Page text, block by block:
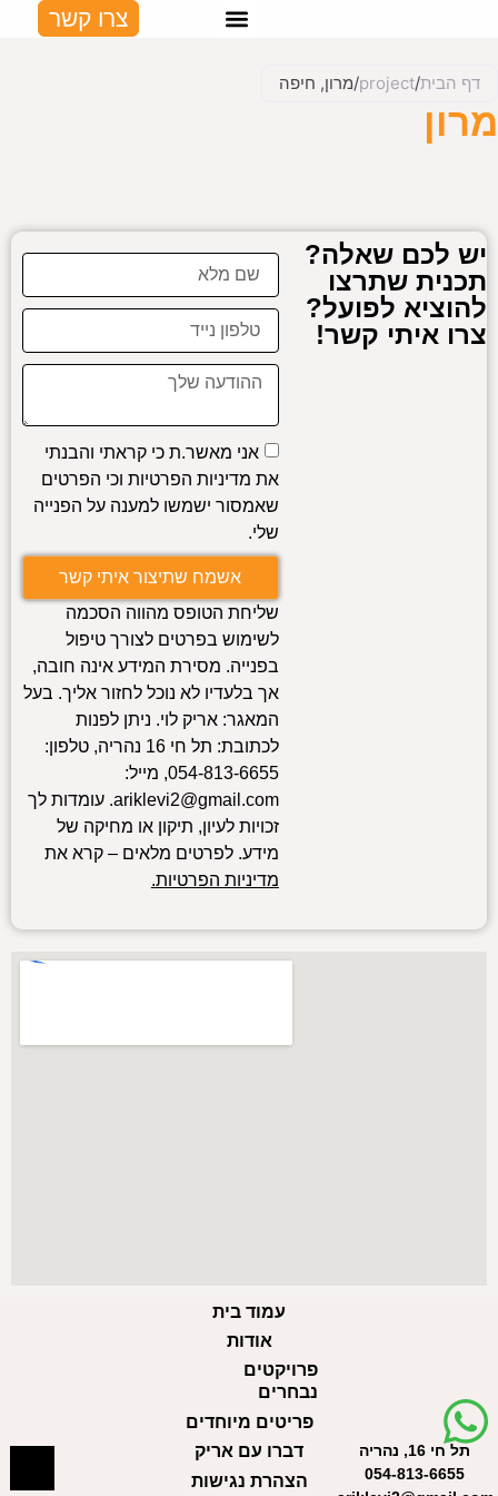
צרו קשר
דף הבית/
project
/מרון, חיפה
מרון
יש לכם שאלה?
תכנית שתרצו
להוציא לפועל?
צרו איתי קשר!
אני מאשר.ת כי קראתי והבנתי
את מדיניות הפרטיות וכי הפרטים
שאמסור ישמשו למענה על הפנייה
שלי.
אשמח שתיצור איתי קשר
שליחת הטופס מהווה הסכמה
לשימוש בפרטים לצורך טיפול
בפנייה. מסירת המידע אינה חובה,
אך בלעדיו לא נוכל לחזור אליך. בעל
המאגר: אריק לוי. ניתן לפנות
לכתובת: תל חי 16 נהריה, טלפון:
054-813-6655, מייל:
ariklevi2@gmail.com. עומדות לך
זכויות לעיון, תיקון או מחיקה של
מידע. לפרטים מלאים – קרא את
מדיניות הפרטיות.
תל חי 16, נהריה
054-813-6655
עמוד בית
אודות
פרויקטים
נבחרים
פריטים מיוחדים
דברו עם אריק
הצהרת נגישות